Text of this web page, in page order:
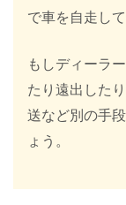
で車を自走し
もしディーラ
たり遠出した
送など別の手
ょう。